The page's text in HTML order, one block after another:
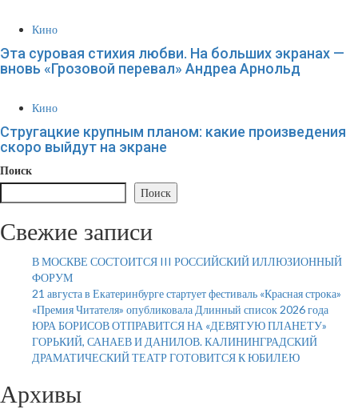
Кино
Эта суровая стихия любви. На больших экранах —
вновь «Грозовой перевал» Андреа Арнольд
Кино
Стругацкие крупным планом: какие произведения
скоро выйдут на экране
Поиск
Поиск
Свежие записи
В МОСКВЕ СОСТОИТСЯ III РОССИЙСКИЙ ИЛЛЮЗИОННЫЙ
ФОРУМ
21 августа в Екатеринбурге стартует фестиваль «Красная строка»
«Премия Читателя» опубликовала Длинный список 2026 года
ЮРА БОРИСОВ ОТПРАВИТСЯ НА «ДЕВЯТУЮ ПЛАНЕТУ»
ГОРЬКИЙ, САНАЕВ И ДАНИЛОВ. КАЛИНИНГРАДСКИЙ
ДРАМАТИЧЕСКИЙ ТЕАТР ГОТОВИТСЯ К ЮБИЛЕЮ
Архивы